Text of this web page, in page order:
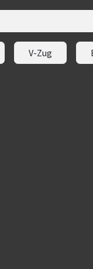
V-Zug